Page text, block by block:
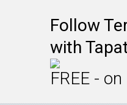
Follow
with
FREE -